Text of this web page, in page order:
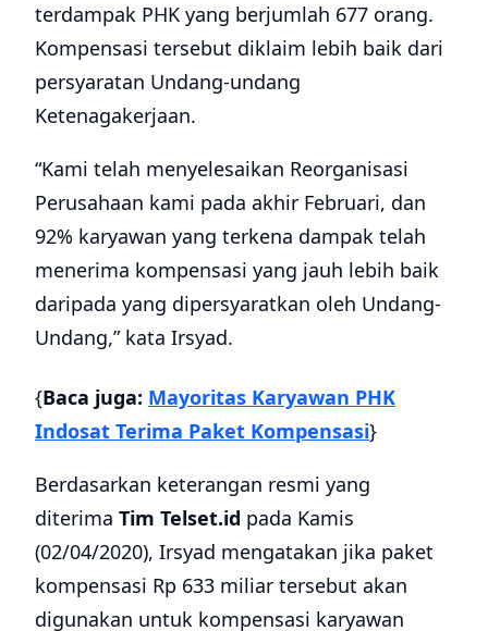
terdampak PHK yang berjumlah 677 orang.
Kompensasi tersebut diklaim lebih baik dari
persyaratan Undang-undang
Ketenagakerjaan.
“Kami telah menyelesaikan Reorganisasi
Perusahaan kami pada akhir Februari, dan
92% karyawan yang terkena dampak telah
menerima kompensasi yang jauh lebih baik
daripada yang dipersyaratkan oleh Undang-
Undang,” kata Irsyad.
{Baca juga: Mayoritas Karyawan PHK
Indosat Terima Paket Kompensasi}
Berdasarkan keterangan resmi yang
diterima Tim Telset.id pada Kamis
(02/04/2020), Irsyad mengatakan jika paket
kompensasi Rp 633 miliar tersebut akan
digunakan untuk kompensasi karyawan